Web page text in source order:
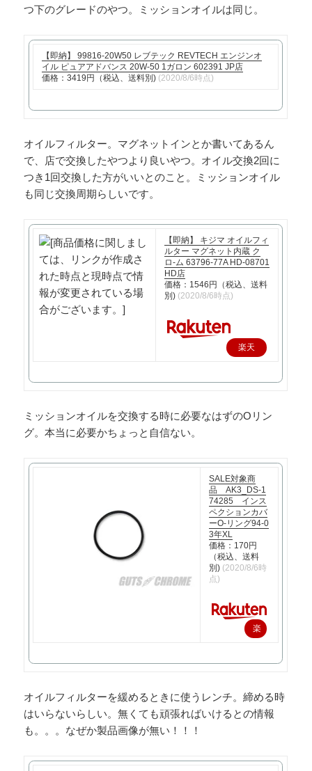
つ下のグレードのやつ。ミッションオイルは同じ。
【即納】 99816-20W50 レブテック REVTECH エンジンオ
イル ピュアアドバンス 20W-50 1ガロン 602391 JP店
価格：3419円（税込、送料別) (2020/8/6時点)
オイルフィルター。マグネットインとか書いてあるん
で、店で交換したやつより良いやつ。オイル交換2回に
つき1回交換した方がいいとのこと。ミッションオイル
も同じ交換周期らしいです。
【即納】 キジマ オイルフィ
ルター マグネット内蔵 ク
ロ-ム 63796-77A HD-08701
HD店
価格：1546円（税込、送料
別) (2020/8/6時点)
楽天
入
ミッションオイルを交換する時に必要なはずのOリン
グ。本当に必要かちょっと自信ない。
SALE対象商
品 AK3_DS-1
74285 インス
ペクションカバ
ーO-リング94-0
3年XL
価格：170円
（税込、送料
別) (2020/8/6時
点)
楽
で
入
オイルフィルターを緩めるときに使うレンチ。締める時
はいらないらしい。無くても頑張ればいけるとの情報
も。。。なぜか製品画像が無い！！！